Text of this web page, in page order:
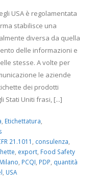
USA è regolamentata
stabilisce una
diversa da quella
delle informazioni e
stesse. A volte per
le aziende
dei prodotti
Stati Uniti frasi, [...]
Etichettatura
21.1011 consulenza
export Food Safety
Milano PCQI PDP quantità
USA